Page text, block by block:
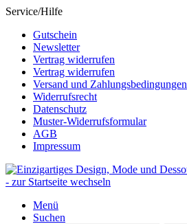
Service/Hilfe
Gutschein
Newsletter
Vertrag widerrufen
Vertrag widerrufen
Versand und Zahlungsbedingungen
Widerrufsrecht
Datenschutz
Muster-Widerrufsformular
AGB
Impressum
Menü
Suchen